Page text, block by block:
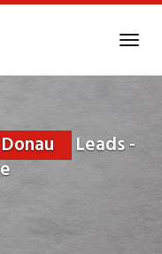
Leads -